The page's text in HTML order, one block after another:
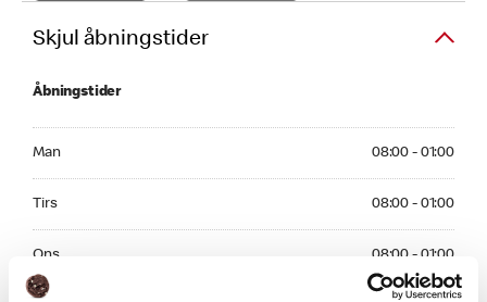
Skjul åbningstider
Åbningstider
Man 08:00 - 01:00
Tirs 08:00 - 01:00
Ons 08:00 - 01:00
Thursday 08:00 - 01:00